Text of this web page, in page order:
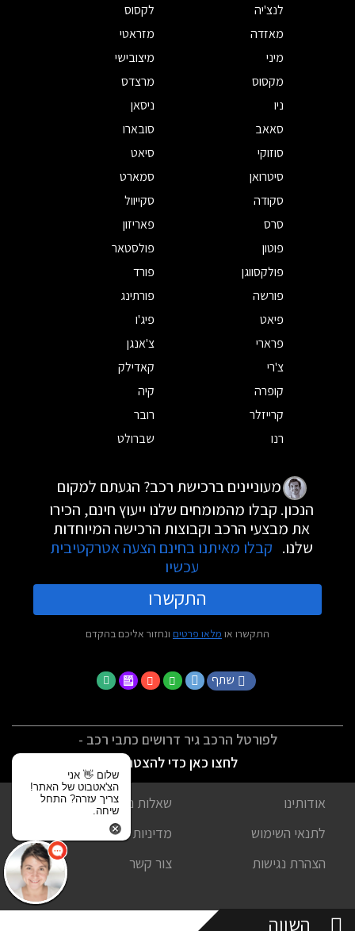
לנצ'יה
לקסוס
מאזדה
מזראטי
מיני
מיצובישי
מקסוס
מרצדס
ניו
ניסאן
סאאב
סובארו
סוזוקי
סיאט
סיטרואן
סמארט
סקודה
סקייוול
סרס
פאריזון
פוטון
פולסטאר
פולקסווגן
פורד
פורשה
פורתינג
פיאט
פיג'ו
פרארי
צ'אנגן
צ'רי
קאדילק
קופרה
קיה
קרייזלר
רובר
רנו
שברולט
מעוניינים ברכישת רכב? הגעתם למקום
הנכון. קבלו מהמומחים שלנו ייעוץ חינם, הכירו
את מבצעי הרכב וקבוצות הרכישה המיוחדות
שלנו. קבלו מאיתנו בחינם הצעה אטרקטיבית
עכשיו
התקשרו
התקשרו או מלאו פרטים ונחזור אליכם בהקדם
שתף
לפורטל הרכב גיר דרושים כתבי רכב -
לחצו כאן כדי להצטרף
אודותינו
שאלות נפוצות
לתנאי השימוש
מדיניות פרטיות
הצהרת נגישות
צור קשר
השווה
שלום 👋 אני
הצ'אטבוט של האתר!
צריך עזרה? התחל
שיחה.